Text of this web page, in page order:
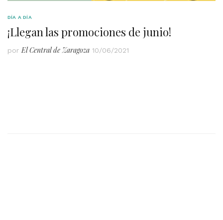
DÍA A DÍA
¡Llegan las promociones de junio!
por El Central de Zaragoza 10/06/2021